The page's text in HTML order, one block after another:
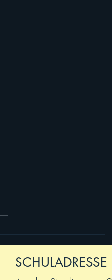
SCHULADRESSE